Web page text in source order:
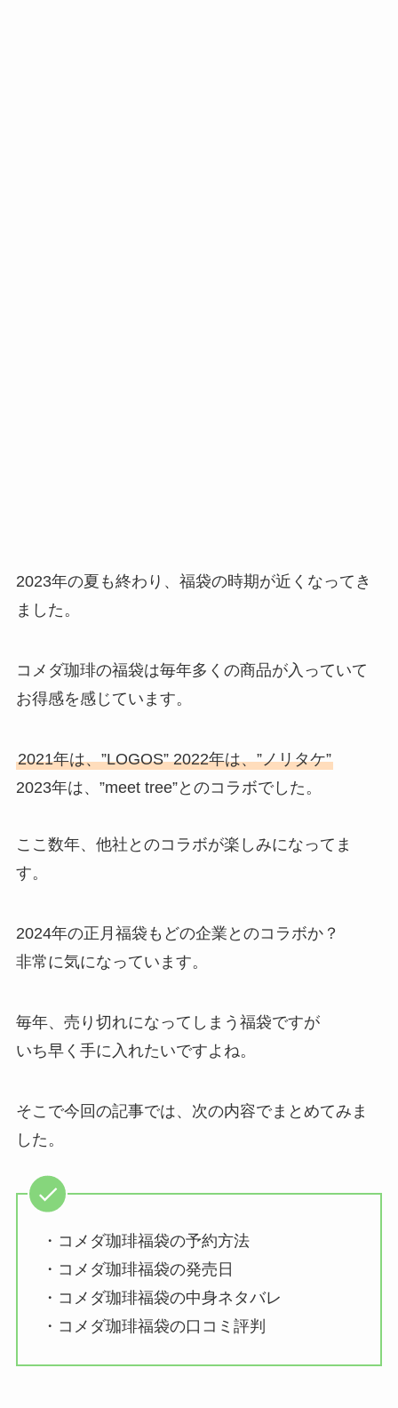
2023年の夏も終わり、福袋の時期が近くなってき
ました。
コメダ珈琲の福袋は毎年多くの商品が入っていて
お得感を感じています。
2021年は、”LOGOS” 2022年は、”ノリタケ”
2023年は、”meet tree”とのコラボでした。
ここ数年、他社とのコラボが楽しみになってま
す。
2024年の正月福袋もどの企業とのコラボか？
非常に気になっています。
毎年、売り切れになってしまう福袋ですが
いち早く手に入れたいですよね。
そこで今回の記事では、次の内容でまとめてみま
した。
・コメダ珈琲福袋の予約方法
・コメダ珈琲福袋の発売日
・コメダ珈琲福袋の中身ネタバレ
・コメダ珈琲福袋の口コミ評判